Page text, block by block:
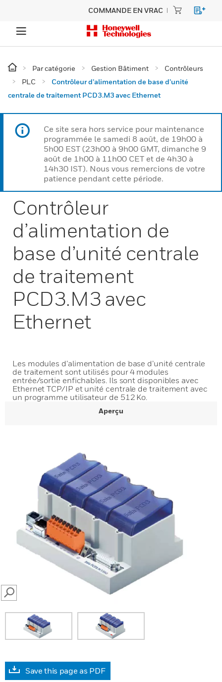
COMMANDE EN VRAC
Par catégorie Gestion Bâtiment
Contrôleurs
PLC
Contrôleur d’alimentation de base d’unité
centrale de traitement PCD3.M3 avec Ethernet
Ce site sera hors service pour maintenance
programmée le samedi 8 août, de 19h00 à
5h00 EST (23h00 à 9h00 GMT, dimanche 9
août de 1h00 à 11h00 CET et de 4h30 à
14h30 IST). Nous vous remercions de votre
patience pendant cette période.
Contrôleur
d’alimentation de
base d’unité centrale
de traitement
PCD3.M3 avec
Ethernet
Les modules d’alimentation de base d’unité centrale
de traitement sont utilisés pour 4 modules
entrée/sortie enfichables. Ils sont disponibles avec
Ethernet TCP/IP et unité centrale de traitement avec
un programme utilisateur de 512 Ko.
Aperçu
SEARCH
Save this page as PDF